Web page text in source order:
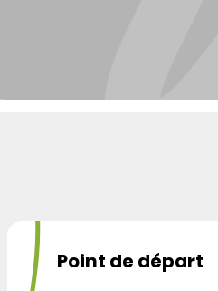
Point de départ